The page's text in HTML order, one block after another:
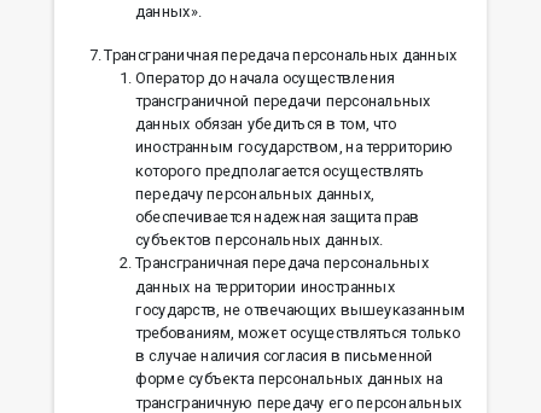
данных».
Трансграничная передача персональных данных
Оператор до начала осуществления
трансграничной передачи персональных
данных обязан убедиться в том, что
иностранным государством, на территорию
которого предполагается осуществлять
передачу персональных данных,
обеспечивается надежная защита прав
субъектов персональных данных.
Трансграничная передача персональных
данных на территории иностранных
государств, не отвечающих вышеуказанным
требованиям, может осуществляться только
в случае наличия согласия в письменной
форме субъекта персональных данных на
трансграничную передачу его персональных